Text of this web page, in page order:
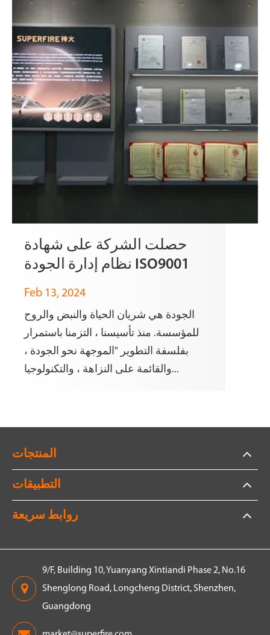
حصلت الشركة على شهادة
نظام إدارة الجودة ISO9001
Feb 13, 2024
الجودة هي شريان الحياة والنبض والروح
للمؤسسة. منذ تأسيسنا ، التزمنا باستمرار
بفلسفة التطوير "الموجهة نحو الجودة ،
والقائمة على النزاهة ، والتكنولوجيا...
المنتجات
التطبيقات
روابط سريعة
9/F, Building 10, Yuanyang Xintiandi Phase 2, No.16
Shenglong Road, Longcheng District, Shenzhen,
Guangdong